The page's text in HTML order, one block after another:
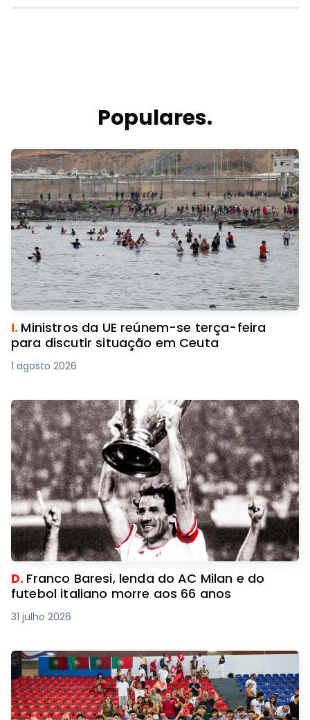
Populares.
I. Ministros da UE reúnem-se terça-feira
para discutir situação em Ceuta
1 agosto 2026
D. Franco Baresi, lenda do AC Milan e do
futebol italiano morre aos 66 anos
31 julho 2026